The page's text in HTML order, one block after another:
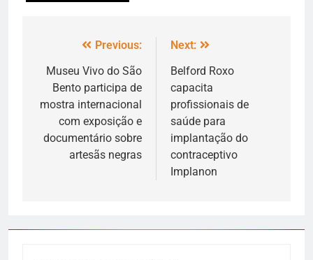
Previous:
Museu Vivo do São
Bento participa de
mostra internacional
com exposição e
documentário sobre
artesãs negras
Next:
Belford Roxo
capacita
profissionais de
saúde para
implantação do
contraceptivo
Implanon